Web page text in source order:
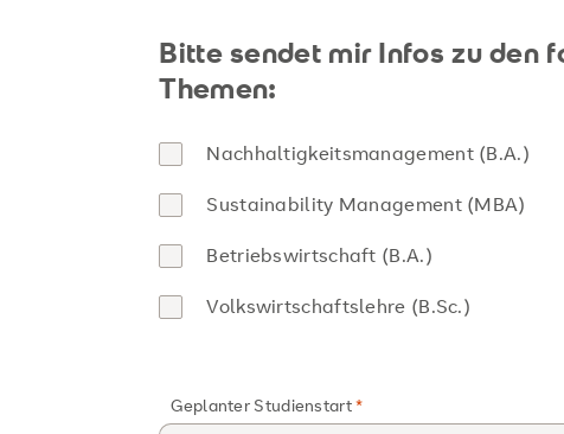
Bitte sendet mir Infos zu den
Themen:
Nachhaltigkeitsmanagement (B.A.)
Sustainability Management (MBA)
Betriebswirtschaft (B.A.)
Volkswirtschaftslehre (B.Sc.)
Geplanter Studienstart